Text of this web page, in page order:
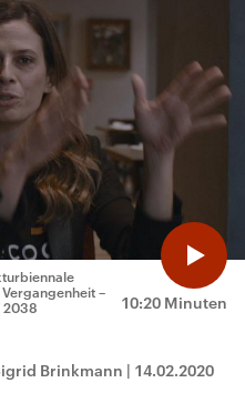
10:20 Minuten
–
2038
Brinkmann | 14.02.2020